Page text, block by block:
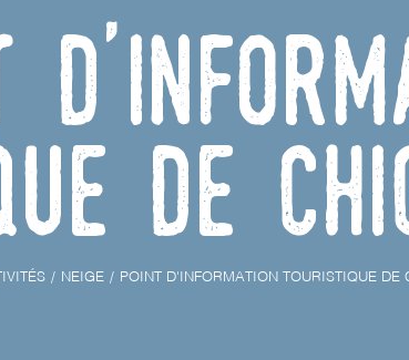
de
NEIGE POINT D'INFORMATION TOURISTIQUE DE